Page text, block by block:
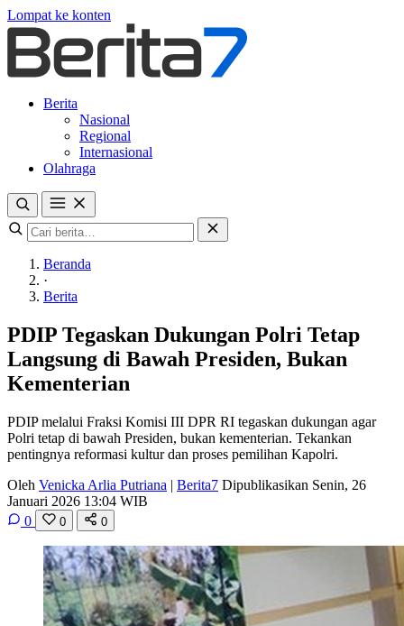
Lompat ke konten
Berita
Nasional
Regional
Internasional
Olahraga
Beranda
·
Berita
PDIP Tegaskan Dukungan Polri Tetap
Langsung di Bawah Presiden, Bukan
Kementerian
PDIP melalui Fraksi Komisi III DPR RI tegaskan dukungan agar
Polri tetap di bawah Presiden, bukan kementerian. Tekankan
pentingnya reformasi kultur dan proses pemilihan Kapolri.
Oleh Venicka Arlia Putriana | Berita7 Dipublikasikan Senin, 26
Januari 2026 13:04 WIB
0
0 0